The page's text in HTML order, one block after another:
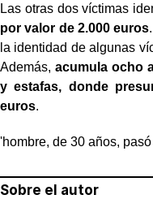
Las otras dos víctimas
por valor de 2.000 euros
la identidad de algunas
Además, acumula ocho
y estafas, donde
euros.
'hombre, de 30 años,
Sobre el autor